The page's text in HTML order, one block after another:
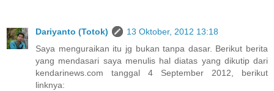
Dariyanto (Totok)
13 Oktober, 2012 13:18
Saya menguraikan itu jg bukan tanpa dasar. Berikut berita
yang mendasari saya menulis hal diatas yang dikutip dari
kendarinews.com tanggal 4 September 2012, berikut
linknya: